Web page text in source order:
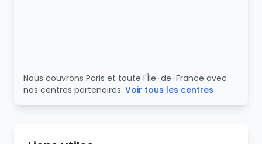
Nous couvrons Paris et toute l'Île-de-France avec
nos centres partenaires. Voir tous les centres